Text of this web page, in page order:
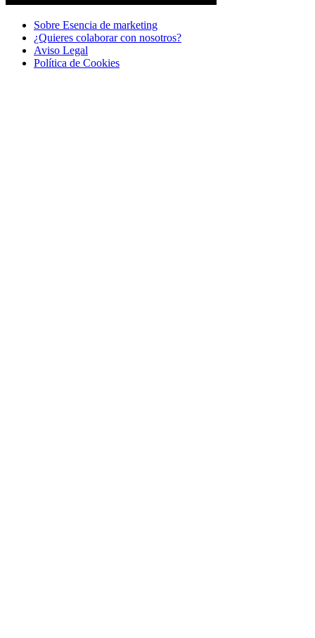
Sobre Esencia de marketing
¿Quieres colaborar con nosotros?
Aviso Legal
Polí­tica de Cookies